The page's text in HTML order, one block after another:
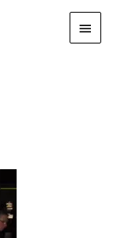
Menu